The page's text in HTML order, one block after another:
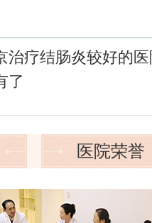
治疗结肠炎较好的
了
医院荣誉